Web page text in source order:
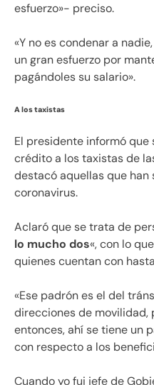
esfuerzo»- preciso.
«Y no es condenar a
un gran esfuerzo por
pagándoles su salario».
A los taxistas
El presidente informó
crédito a los taxistas de
destacó aquellas que
coronavirus.
Aclaró que se trata de
lo mucho dos«, con lo
quienes cuentan con
«Ese padrón es el del
direcciones de movilidad,
entonces, ahí se tiene un
con respecto a los
Cuando yo fui jefe de